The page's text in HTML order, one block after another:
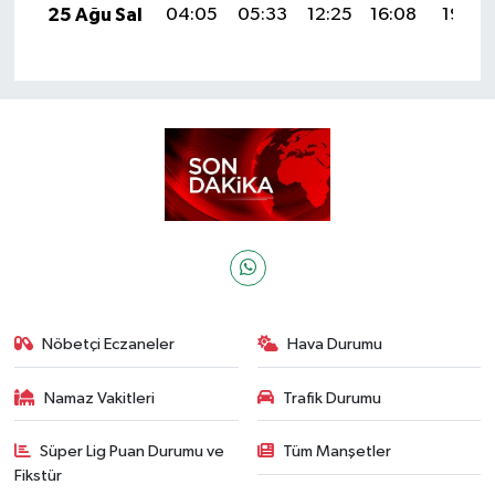
25 Ağu Sal 04:05 05:33 12:25 16:08 19:07
Nöbetçi Eczaneler Hava Durumu
Namaz Vakitleri Trafik Durumu
Süper Lig Puan Durumu ve
Fikstür
Tüm Manşetler